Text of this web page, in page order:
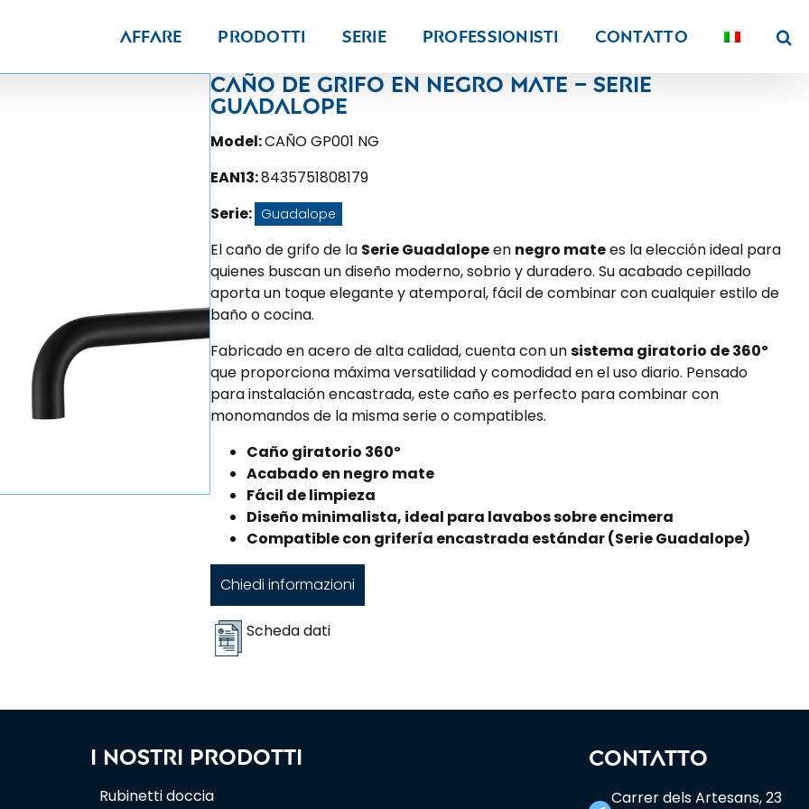
Affare Prodotti Serie PROFESSIONISTI Contatto
Caño de grifo en negro mate – Serie
Guadalope
Model:CAÑO GP001 NG
EAN13:8435751808179
Serie: Guadalope
El caño de grifo de la Serie Guadalopeen negro matees la elección ideal para
quienes buscan un diseño moderno, sobrio y duradero. Su acabado cepillado
aporta un toque elegante y atemporal, fácil de combinar con cualquier estilo de
baño o cocina.
Fabricado en acero de alta calidad, cuenta con unsistema giratorio de 360º
que proporciona máxima versatilidad y comodidad en el uso diario. Pensado
para instalación encastrada, este caño es perfecto para combinar con
monomandos de la misma serie o compatibles.
Caño giratorio 360º
Acabado en negro mate
Fácil de limpieza
Diseño minimalista, ideal para lavabos sobre encimera
Compatible con grifería encastrada estándar (Serie Guadalope)
Chiedi informazioni
Scheda dati
I nostri prodotti
Rubinetti doccia
CONTATTO
Carrer dels Artesans, 23